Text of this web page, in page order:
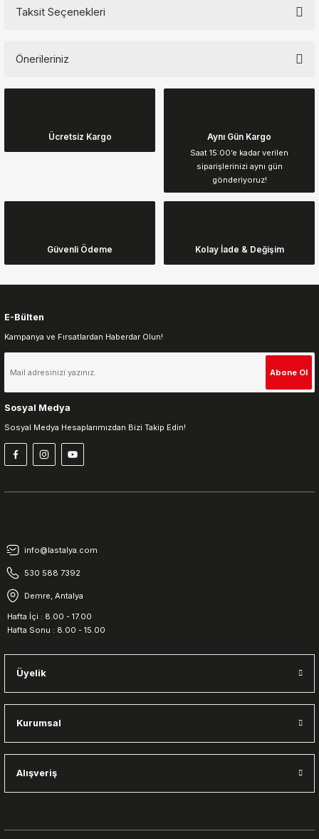
Taksit Seçenekleri
Önerileriniz
Görüş ve önerileriniz için teşekkür ederiz.
Ürün resmi kalitesiz, bozuk veya görüntülenemiyor.
Ürün açıklamasında eksik bilgiler bulunuyor.
Gönder
Ücretsiz Kargo Aynı Gün Kargo
Saat 15:00’e kadar verilen
siparişlerinizi aynı gün
gönderiyoruz!
Güvenli Ödeme Kolay İade & Değişim
E-Bülten
Kampanya ve Fırsatlardan Haberdar Olun!
Abone Ol
Sosyal Medya
Sosyal Medya Hesaplarımızdan Bizi Takip Edin!
info@lastalya.com
530 588 7392
Demre, Antalya
Hafta İçi : 8.00 - 17.00
Hafta Sonu : 8.00 - 15.00
Üyelik
Kurumsal
Alışveriş